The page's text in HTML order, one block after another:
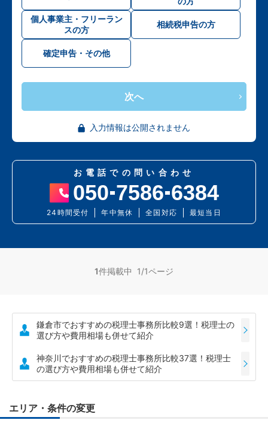
個人事業主・フリーラン
スの方
相続税申告の方
確定申告・その他
次へ
入力情報は公開されません
お電話での問い合わせ
050 7586 6384
24時間受付 年中無休 全国対応 最短当日
1件掲載中 1/1ページ
鎌倉市でおすすめの税理士事務所比較9選！税理士の
選び方や費用相場も併せて紹介
神奈川でおすすめの税理士事務所比較37選！税理士
の選び方や費用相場も併せて紹介
エリア・条件の変更